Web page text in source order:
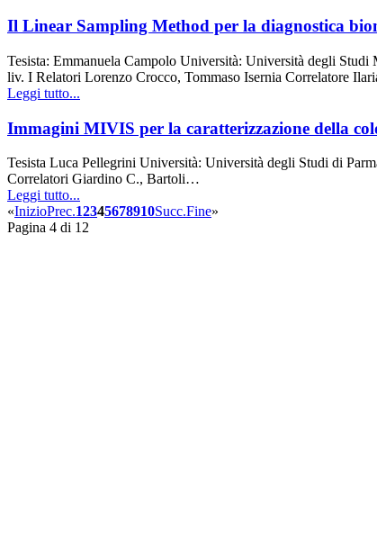
Il Linear Sampling Method per la diagnostica
Tesista: Emmanuela Campolo Università: Università degli
liv. I Relatori Lorenzo Crocco, Tommaso Isernia Correlatore
Leggi tutto...
Immagini MIVIS per la caratterizzazione della
Tesista Luca Pellegrini Università: Università degli Studi di
Correlatori Giardino C., Bartoli…
Leggi tutto...
«InizioPrec.12345678910Succ.Fine»
Pagina 4 di 12